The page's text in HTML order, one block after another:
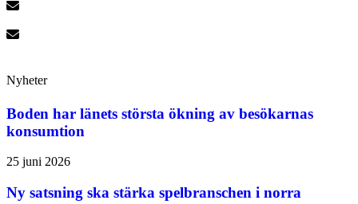
Nyheter
Boden har länets största ökning av besökarnas
konsumtion
25 juni 2026
Ny satsning ska stärka spelbranschen i norra